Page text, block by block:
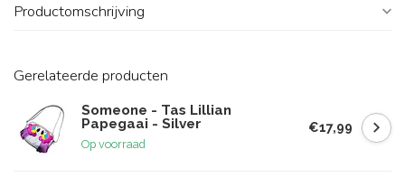
Productomschrijving
Gerelateerde producten
Someone - Tas Lillian
Papegaai - Silver
Op voorraad
€17,99